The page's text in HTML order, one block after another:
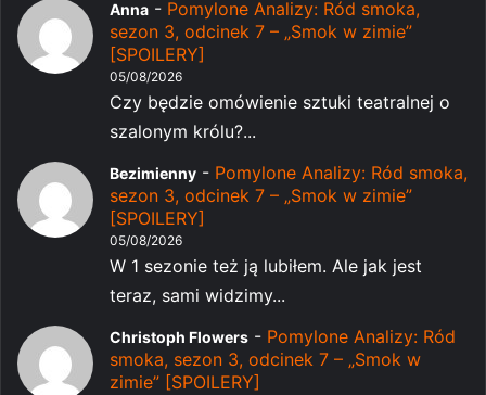
Anna - Pomylone Analizy: Ród smoka,
sezon 3, odcinek 7 – „Smok w zimie”
[SPOILERY]
05/08/2026
Czy będzie omówienie sztuki teatralnej o
szalonym królu?...
Bezimienny - Pomylone Analizy: Ród smoka,
sezon 3, odcinek 7 – „Smok w zimie”
[SPOILERY]
05/08/2026
W 1 sezonie też ją lubiłem. Ale jak jest
teraz, sami widzimy...
Christoph Flowers - Pomylone Analizy: Ród
smoka, sezon 3, odcinek 7 – „Smok w
zimie” [SPOILERY]